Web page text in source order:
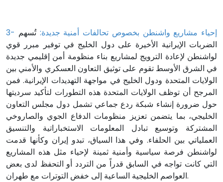
3- إحياء مشاريع واشنطن بخصوص تحالفات أمنية جديدة: تُسهم
الضربات الإيرانية الأخيرة على دول الخليج في توفير مبرر قوي
لواشنطن لإعادة الترويج لمشاريع بناء منظومة أمن إقليمي جديدة
في الشرق الأوسط تقوم على توثيق التعاون العسكري والأمني بين
الولايات المتحدة ودول الخليج في مواجهة التهديدات الإيرانية. فمن
المرجح أن توظف الولايات المتحدة هذه التطورات لتأكيد سرديتها
حول ضرورة إنشاء شبكة ردع جماعي تشمل دول مجلس التعاون
الخليجي، بما يتضمن تعزيز منظومات الدفاع الجوي والصاروخي
المشتركة وتوسيع تبادل المعلومات الاستخباراتية والتنسيق
العملياتي بين الحلفاء. وفي هذا السياق، تبدو إيران وكأنها قدمت
لواشنطن فرصة سياسية وأمنية ثمينة لإحياء مثل هذه المشاريع
التي كانت تواجه في السابق قدراً من التردد أو التحفظ لدى بعض
العواصم الخليجية الساعية إلى خفض التوترات مع طهران.